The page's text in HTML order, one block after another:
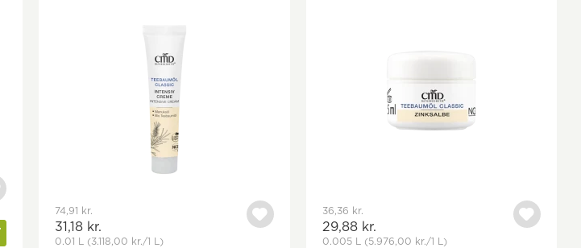
74,91 kr.
31,18 kr.
0.01 L (3.118,00 kr./1 L)
36,36 kr.
29,88 kr.
0.005 L (5.976,00 kr./1 L)